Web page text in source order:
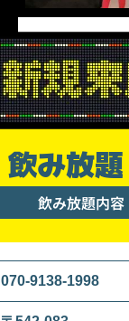
飲み放題
飲み放題内容
070-9138-1998